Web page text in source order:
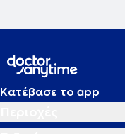
Κατέβασε το app